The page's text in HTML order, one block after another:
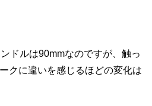
ドルは90mmなのですが、触っ
クに違いを感じるほどの変化は